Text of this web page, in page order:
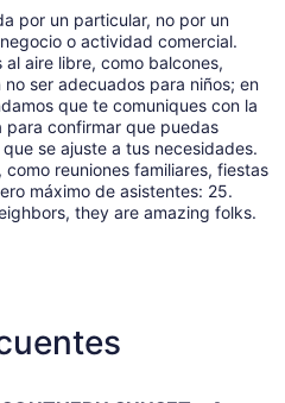
por un particular, no por un
o actividad comercial.
aire libre, como balcones,
ser adecuados para niños; en
que te comuniques con la
confirmar que puedas
se ajuste a tus necesidades.
reuniones familiares, fiestas
máximo de asistentes: 25.
they are amazing folks.